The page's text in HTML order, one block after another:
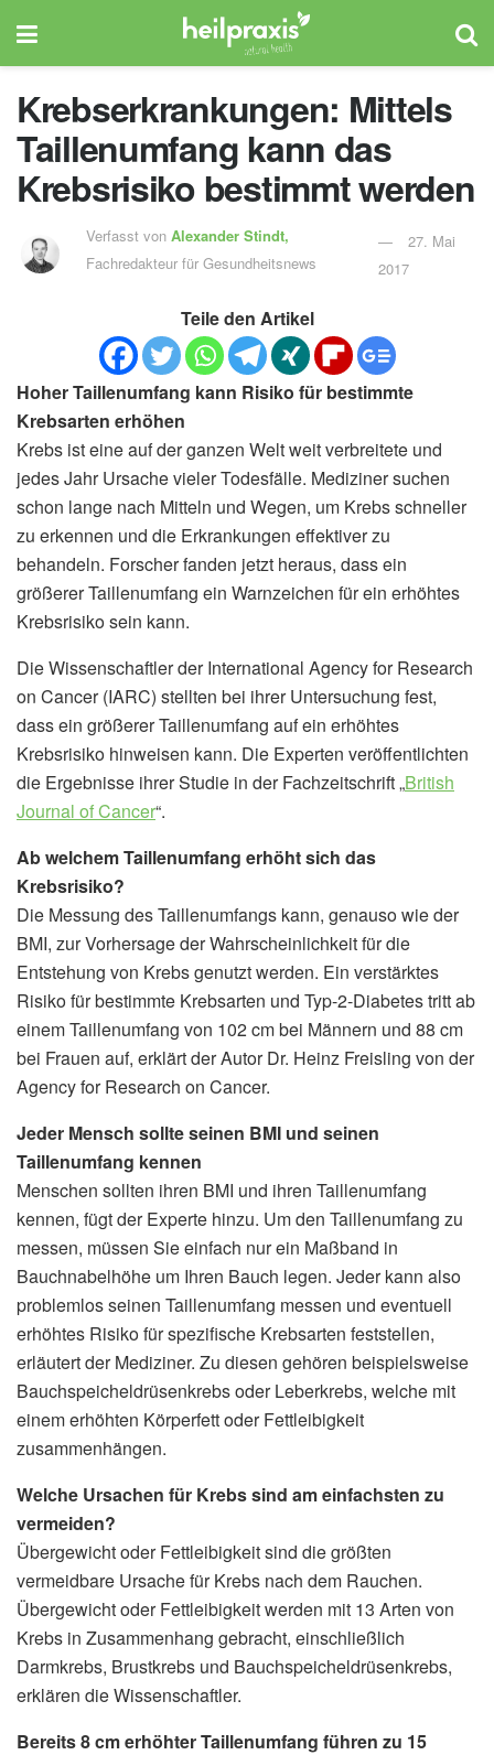
Krebserkrankungen: Mittels
Taillenumfang kann das
Krebsrisiko bestimmt werden
Verfasst vonAlexander Stindt,
Fachredakteur für Gesundheitsnews
27. Mai
2017
Teile den Artikel
Hoher Taillenumfang kann Risiko für bestimmte
Krebsarten erhöhen
Krebs ist eine auf der ganzen Welt weit verbreitete und
jedes Jahr Ursache vieler Todesfälle. Mediziner suchen
schon lange nach Mitteln und Wegen, um Krebs schneller
zu erkennen und die Erkrankungen effektiver zu
behandeln. Forscher fanden jetzt heraus, dass ein
größerer Taillenumfang ein Warnzeichen für ein erhöhtes
Krebsrisiko sein kann.
Die Wissenschaftler der International Agency for Research
on Cancer (IARC) stellten bei ihrer Untersuchung fest,
dass ein größerer Taillenumfang auf ein erhöhtes
Krebsrisiko hinweisen kann. Die Experten veröffentlichten
die Ergebnisse ihrer Studie in der Fachzeitschrift „British
Journal of Cancer“.
Ab welchem Taillenumfang erhöht sich das
Krebsrisiko?
Die Messung des Taillenumfangs kann, genauso wie der
BMI, zur Vorhersage der Wahrscheinlichkeit für die
Entstehung von Krebs genutzt werden. Ein verstärktes
Risiko für bestimmte Krebsarten und Typ-2-Diabetes tritt ab
einem Taillenumfang von 102 cm bei Männern und 88 cm
bei Frauen auf, erklärt der Autor Dr. Heinz Freisling von der
Agency for Research on Cancer.
Jeder Mensch sollte seinen BMI und seinen
Taillenumfang kennen
Menschen sollten ihren BMI und ihren Taillenumfang
kennen, fügt der Experte hinzu. Um den Taillenumfang zu
messen, müssen Sie einfach nur ein Maßband in
Bauchnabelhöhe um Ihren Bauch legen. Jeder kann also
problemlos seinen Taillenumfang messen und eventuell
erhöhtes Risiko für spezifische Krebsarten feststellen,
erläutert der Mediziner. Zu diesen gehören beispielsweise
Bauchspeicheldrüsenkrebs oder Leberkrebs, welche mit
einem erhöhten Körperfett oder Fettleibigkeit
zusammenhängen.
Welche Ursachen für Krebs sind am einfachsten zu
vermeiden?
Übergewicht oder Fettleibigkeit sind die größten
vermeidbare Ursache für Krebs nach dem Rauchen.
Übergewicht oder Fettleibigkeit werden mit 13 Arten von
Krebs in Zusammenhang gebracht, einschließlich
Darmkrebs, Brustkrebs und Bauchspeicheldrüsenkrebs,
erklären die Wissenschaftler.
Bereits 8 cm erhöhter Taillenumfang führen zu 15